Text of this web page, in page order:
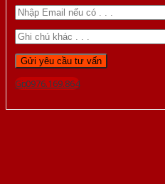
Gọi 0976.169.864